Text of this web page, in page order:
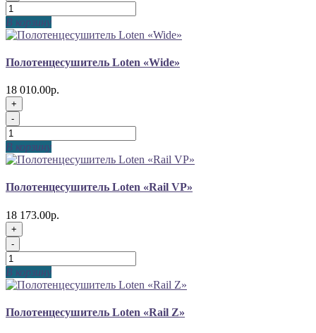
В корзину
Полотенцесушитель Loten «Wide»
18 010.00р.
+
-
В корзину
Полотенцесушитель Loten «Rail VP»
18 173.00р.
+
-
В корзину
Полотенцесушитель Loten «Rail Z»